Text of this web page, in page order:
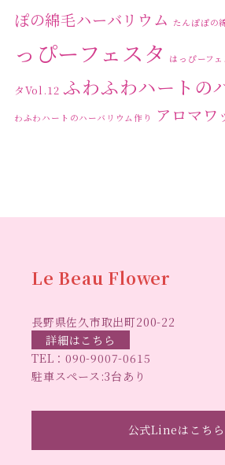
ぽの綿毛ハーバリウム たんぽぽの
っぴーフェスタ
はっぴーフェ
タVol.12 ふわふわハートの
わふわハートのハーバリウム作り
アロマワ
リウムレッスン
スハート ベッドサイドライト
リジナルデザイン 仏花ハーバリウム
手作りクリスマスリース
りハーバリウム手作りプレゼ
Le Beau Flower
長野県佐久市取出町200-22
詳細はこちら
TEL：090-9007-0615
駐車スペース:3台あり
公式Lineはこちら